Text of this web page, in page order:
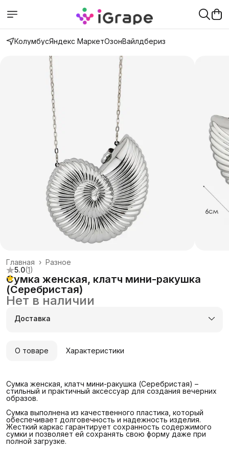
КолумбусЯндекс МаркетОзонВайлдбериз
Разное
Главная ›
5.0(1)
Сумка женская, клатч мини-ракушка
(Серебристая)
Нет в наличии
Доставка
О товаре Характеристики
Сумка женская, клатч мини-ракушка (Серебристая) –
стильный и практичный аксессуар для создания вечерних
образов.
Сумка выполнена из качественного пластика, который
обеспечивает долговечность и надежность изделия.
Жесткий каркас гарантирует сохранность содержимого
сумки и позволяет ей сохранять свою форму даже при
полной загрузке.